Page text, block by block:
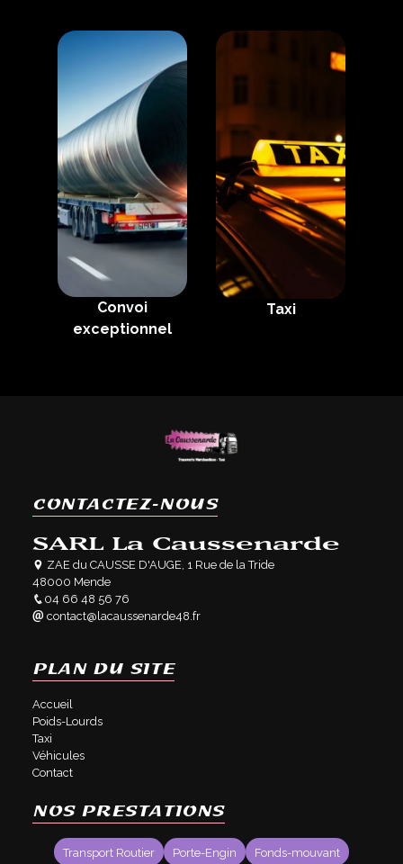
Convoi
exceptionnel
Taxi
CONTACTEZ-NOUS
SARL La Caussenarde
ZAE du CAUSSE D'AUGE, 1 Rue de la Tride
48000 Mende
04 66 48 56 76
contact@lacaussenarde48.fr
PLAN DU SITE
Accueil
Poids-Lourds
Taxi
Véhicules
Contact
NOS PRESTATIONS
Transport Routier Porte-Engin Fonds-mouvant